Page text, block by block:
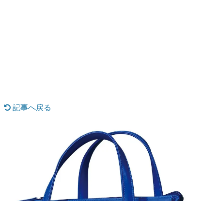
なんでゲームは面白い？
ゲーム開発者・hamatsu氏がゲームの魅力を画面や操作の
具体的な形から解き明かしていく、硬派で骨太な評論連載
です。
ゲームが変えた日本語
「経験値」「裏技」「ラスボス」… ゲームにまつわる言葉
の起源や用法の変遷を、コンピューター文化史研究家・タ
イニーP氏が徹底調査。
記事へ戻る